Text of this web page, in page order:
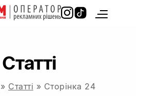
Cтатті
» Cтатті » Сторінка 24